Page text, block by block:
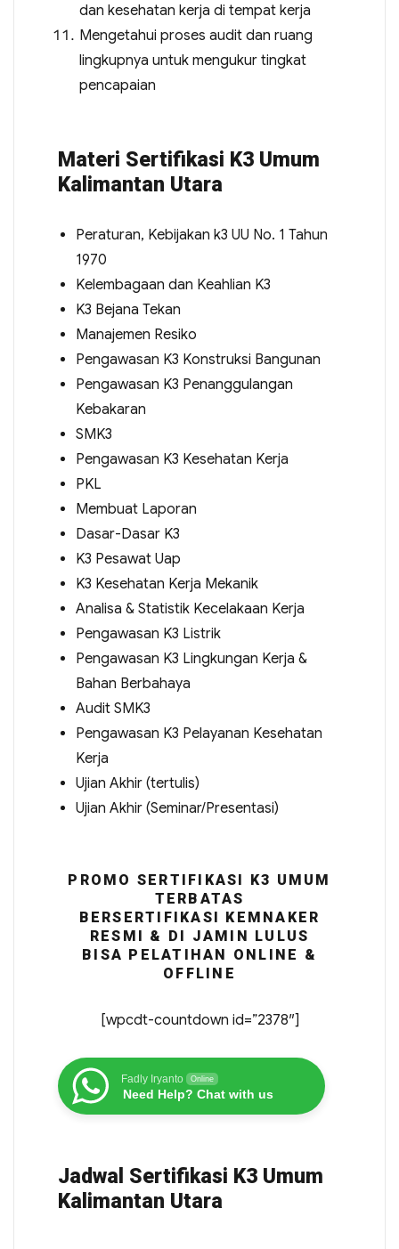
dan kesehatan kerja di tempat kerja
Mengetahui proses audit dan ruang
lingkupnya untuk mengukur tingkat
pencapaian
Materi Sertifikasi K3 Umum
Kalimantan Utara
Peraturan, Kebijakan k3 UU No. 1 Tahun
1970
Kelembagaan dan Keahlian K3
K3 Bejana Tekan
Manajemen Resiko
Pengawasan K3 Konstruksi Bangunan
Pengawasan K3 Penanggulangan
Kebakaran
SMK3
Pengawasan K3 Kesehatan Kerja
PKL
Membuat Laporan
Dasar-Dasar K3
K3 Pesawat Uap
K3 Kesehatan Kerja Mekanik
Analisa & Statistik Kecelakaan Kerja
Pengawasan K3 Listrik
Pengawasan K3 Lingkungan Kerja &
Bahan Berbahaya
Audit SMK3
Pengawasan K3 Pelayanan Kesehatan
Kerja
Ujian Akhir (tertulis)
Ujian Akhir (Seminar/Presentasi)
PROMO SERTIFIKASI K3 UMUM
TERBATAS
BERSERTIFIKASI KEMNAKER
RESMI & DI JAMIN LULUS
BISA PELATIHAN ONLINE &
OFFLINE
[wpcdt-countdown id=”2378″]
Fadly Iryanto Online
Need Help? Chat with us
Jadwal Sertifikasi K3 Umum
Kalimantan Utara